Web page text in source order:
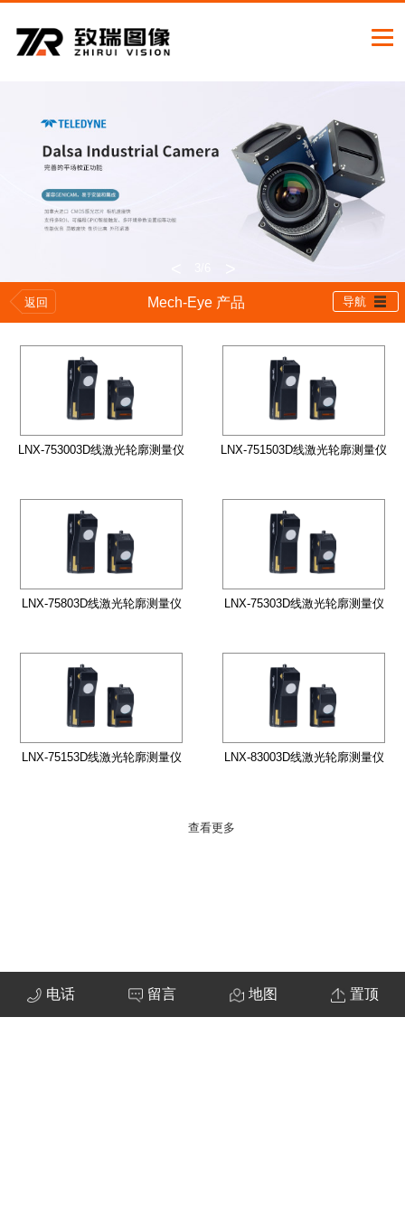
返回 Mech-Eye 产品 导航
LNX-753003D线激光轮廓测量仪 LNX-751503D线激光轮廓测量仪
LNX-75803D线激光轮廓测量仪 LNX-75303D线激光轮廓测量仪
LNX-75153D线激光轮廓测量仪 LNX-83003D线激光轮廓测量仪
查看更多
电话 留言 地图 置顶